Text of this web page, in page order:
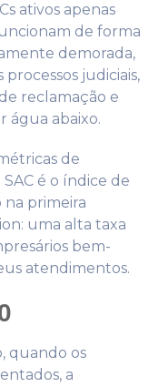
ativos apenas
de forma
demorada,
judiciais,
reclamação e
água abaixo.
de
é o índice de
primeira
uma alta taxa
bem-
atendimentos.
quando os
a